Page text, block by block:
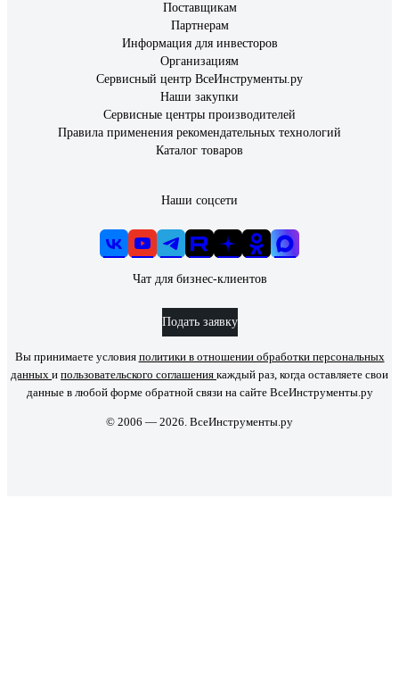
Поставщикам
Партнерам
Информация для инвесторов
Организациям
Сервисный центр ВсеИнструменты.ру
Наши закупки
Сервисные центры производителей
Правила применения рекомендательных технологий
Каталог товаров
Наши соцсети
Чат для бизнес-клиентов
Подать заявку
Вы принимаете условия политики в отношении обработки персональных
данных и пользовательского соглашения каждый раз, когда оставляете свои
данные в любой форме обратной связи на сайте ВсеИнструменты.ру
© 2006 — 2026. ВсеИнструменты.ру